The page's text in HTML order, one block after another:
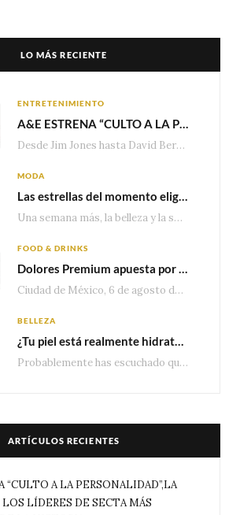
LO MÁS RECIENTE
ENTRETENIMIENTO
A&E ESTRENA “CULTO A LA PERSONALIDAD”,LA SERIE SOBRE LOS LÍDERES DE SECTA MÁS SINIESTROS DE LA HISTORIA
Desde Jim Jones hasta David Berg, la producción recorre en seis episodios cómo el carisma,…
MODA
Las estrellas del momento eligen Valentino
Una semana más, la belleza y la sofisticación de Valentino vuelven a tomar el escenario internacional. Desde…
FOOD & DRINKS
Dolores Premium apuesta por el salmón para seguir creciendo en categorías estratégicas
Ciudad de México, 6 de agosto de 2026.— Con una producción de 2.17 millones de…
BELLEZA
¿Tu piel está realmente hidratada? 4 señales que podrían indicar que necesita algo más
Probablemente has escuchado que el cuidado e hidratación corporal se suele asociar únicamente con una…
ARTÍCULOS RECIENTES
“CULTO A LA PERSONALIDAD”,LA
LOS LÍDERES DE SECTA MÁS